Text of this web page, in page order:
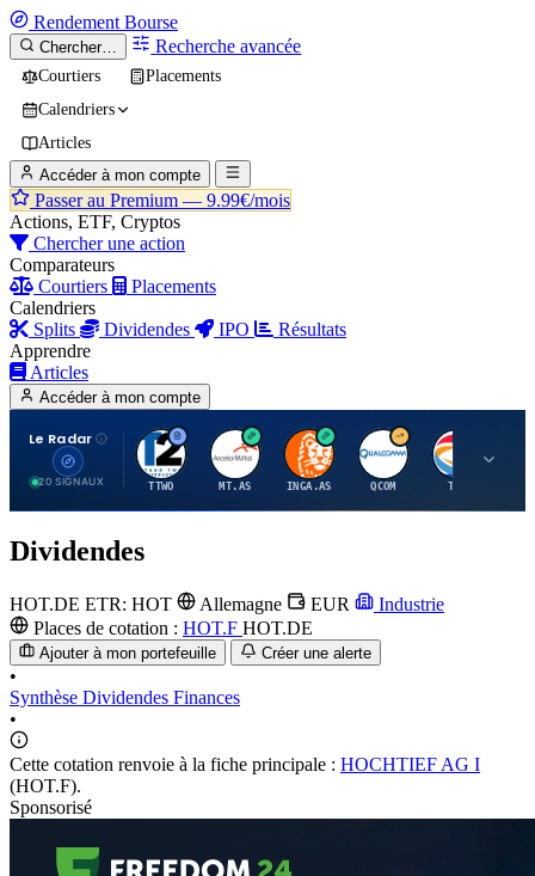
Rendement Bourse
Chercher… Recherche avancée
Courtiers
Placements
Calendriers
Articles
Accéder à mon compte
Passer au Premium — 9.99€/mois
Actions, ETF, Cryptos
Chercher une action
Comparateurs
Courtiers
Placements
Calendriers
Splits
Dividendes IPO
Résultats
Apprendre
Articles
Accéder à mon compte
Le Radar
20 SIGNAUX
T
TTWO
A
MT.AS
I
INGA.AS
Q
QCOM
T
TTE
Dividendes
HOT.DE ETR: HOT Allemagne EUR
Industrie
Places de cotation : HOT.F HOT.DE
Ajouter à mon portefeuille Créer une alerte
•
Synthèse Dividendes Finances
•
Cette cotation renvoie à la fiche principale : HOCHTIEF AG I
(HOT.F).
Sponsorisé